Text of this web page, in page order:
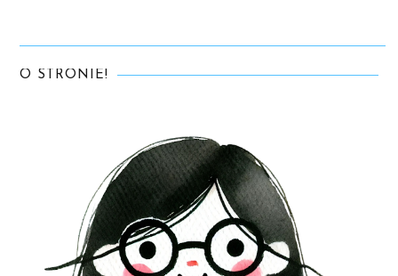
O STRONIE!